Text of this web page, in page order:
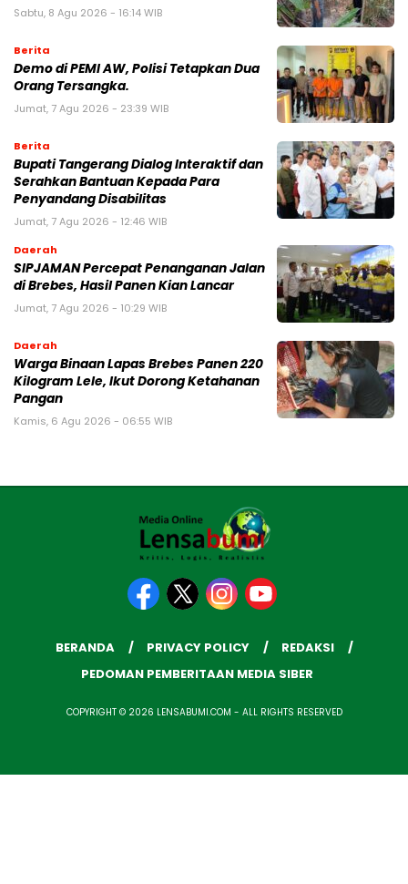
Sabtu, 8 Agu 2026 - 16:14 WIB
Berita
Demo di PEMI AW, Polisi Tetapkan Dua
Orang Tersangka.
Jumat, 7 Agu 2026 - 23:39 WIB
Berita
Bupati Tangerang Dialog Interaktif dan
Serahkan Bantuan Kepada Para
Penyandang Disabilitas
Jumat, 7 Agu 2026 - 12:46 WIB
Daerah
SIPJAMAN Percepat Penanganan Jalan
di Brebes, Hasil Panen Kian Lancar
Jumat, 7 Agu 2026 - 10:29 WIB
Daerah
Warga Binaan Lapas Brebes Panen 220
Kilogram Lele, Ikut Dorong Ketahanan
Pangan
Kamis, 6 Agu 2026 - 06:55 WIB
BERANDA PRIVACY POLICY
REDAKSI
PEDOMAN PEMBERITAAN MEDIA SIBER
COPYRIGHT © 2026 LENSABUMI.COM - ALL RIGHTS RESERVED